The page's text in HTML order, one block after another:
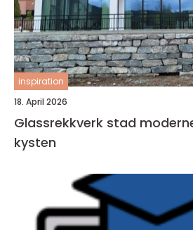
inspiration
18. April 2026
Glassrekkverk stad moderne tryggleik ved
kysten